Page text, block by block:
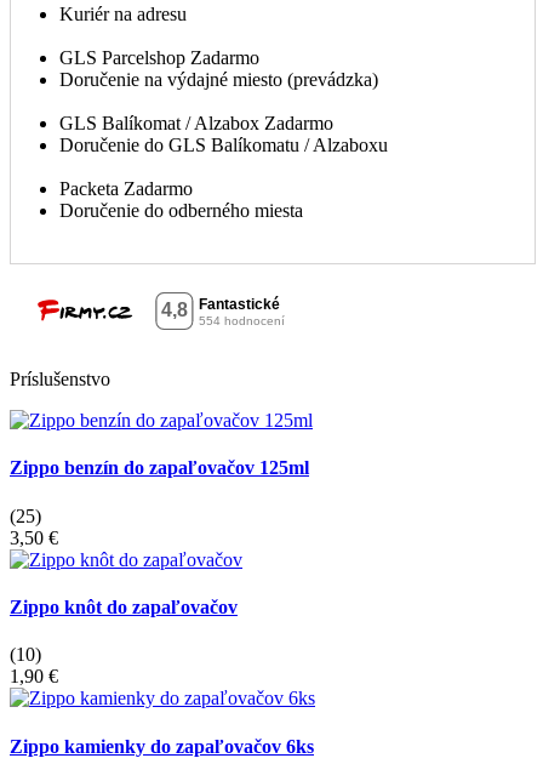
Kuriér na adresu
GLS Parcelshop Zadarmo
Doručenie na výdajné miesto (prevádzka)
GLS Balíkomat / Alzabox Zadarmo
Doručenie do GLS Balíkomatu / Alzaboxu
Packeta Zadarmo
Doručenie do odberného miesta
Príslušenstvo
Zippo benzín do zapaľovačov 125ml
(25)
3,50 €
Zippo knôt do zapaľovačov
(10)
1,90 €
Zippo kamienky do zapaľovačov 6ks